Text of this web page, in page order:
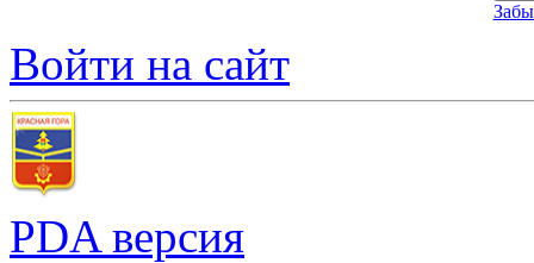
Войти на сайт
PDA версия